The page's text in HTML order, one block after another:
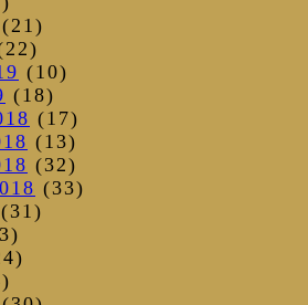
(21)
(10)
(18)
(17)
(13)
(32)
(33)
(31)